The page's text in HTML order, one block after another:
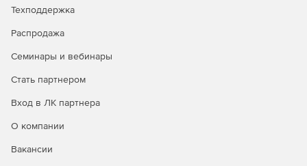
Техподдержка
Распродажа
Семинары и вебинары
Стать партнером
Вход в ЛК партнера
О компании
Вакансии